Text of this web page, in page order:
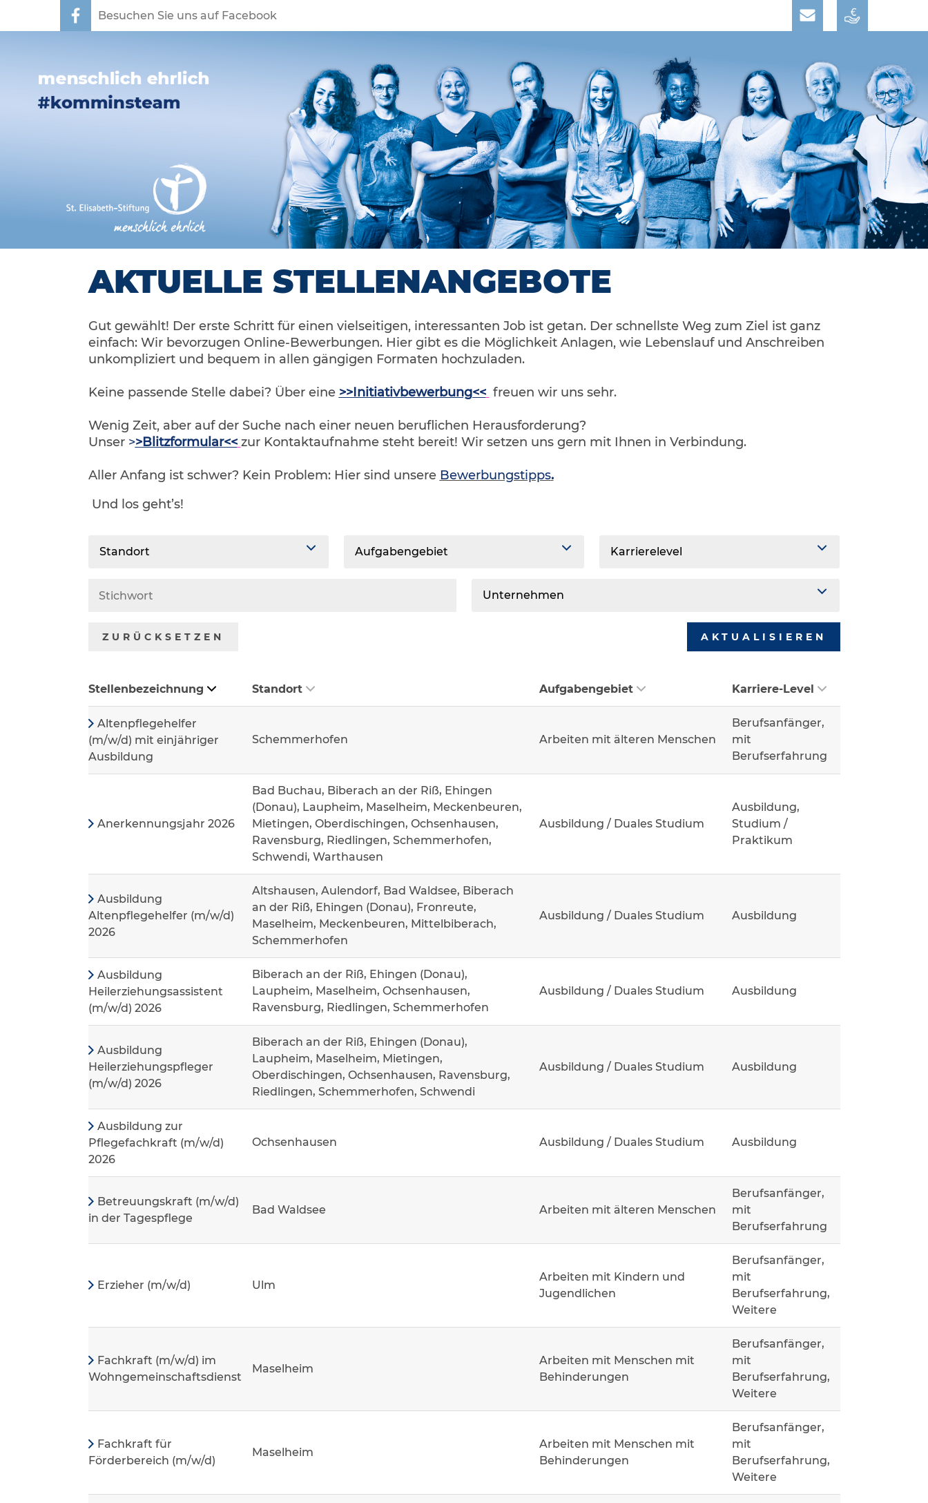
Besuchen Sie uns auf Facebook
AKTUELLE STELLENANGEBOTE
Gut gewählt! Der erste Schritt für einen vielseitigen, interessanten Job ist getan. Der schnellste Weg zum Ziel ist ganz
einfach: Wir bevorzugen Online-Bewerbungen. Hier gibt es die Möglichkeit Anlagen, wie Lebenslauf und Anschreiben
unkompliziert und bequem in allen gängigen Formaten hochzuladen.
Keine passende Stelle dabei? Über eine >>Initiativbewerbung<< freuen wir uns sehr.
Wenig Zeit, aber auf der Suche nach einer neuen beruflichen Herausforderung?
Unser >>Blitzformular<< zur Kontaktaufnahme steht bereit! Wir setzen uns gern mit Ihnen in Verbindung.
Aller Anfang ist schwer? Kein Problem: Hier sind unsere Bewerbungstipps.
Und los geht’s!
Standort Aufgabengebiet Karrierelevel
Unternehmen
ZURÜCKSETZEN AKTUALISIEREN
Stellenbezeichnung Standort Aufgabengebiet Karriere-Level
Altenpflegehelfer
(m/w/d) mit einjähriger
Ausbildung
Schemmerhofen Arbeiten mit älteren Menschen
Berufsanfänger,
mit
Berufserfahrung
Anerkennungsjahr 2026
Bad Buchau, Biberach an der Riß, Ehingen
(Donau), Laupheim, Maselheim, Meckenbeuren,
Mietingen, Oberdischingen, Ochsenhausen,
Ravensburg, Riedlingen, Schemmerhofen,
Schwendi, Warthausen
Ausbildung / Duales Studium
Ausbildung,
Studium /
Praktikum
Ausbildung
Altenpflegehelfer (m/w/d)
2026
Altshausen, Aulendorf, Bad Waldsee, Biberach
an der Riß, Ehingen (Donau), Fronreute,
Maselheim, Meckenbeuren, Mittelbiberach,
Schemmerhofen
Ausbildung / Duales Studium Ausbildung
Ausbildung
Heilerziehungsassistent
(m/w/d) 2026
Biberach an der Riß, Ehingen (Donau),
Laupheim, Maselheim, Ochsenhausen,
Ravensburg, Riedlingen, Schemmerhofen
Ausbildung / Duales Studium Ausbildung
Ausbildung
Heilerziehungspfleger
(m/w/d) 2026
Biberach an der Riß, Ehingen (Donau),
Laupheim, Maselheim, Mietingen,
Oberdischingen, Ochsenhausen, Ravensburg,
Riedlingen, Schemmerhofen, Schwendi
Ausbildung / Duales Studium Ausbildung
Ausbildung zur
Pflegefachkraft (m/w/d)
2026
Ochsenhausen Ausbildung / Duales Studium Ausbildung
Betreuungskraft (m/w/d)
in der Tagespflege
Bad Waldsee Arbeiten mit älteren Menschen
Berufsanfänger,
mit
Berufserfahrung
Erzieher (m/w/d) Ulm
Arbeiten mit Kindern und
Jugendlichen
Berufsanfänger,
mit
Berufserfahrung,
Weitere
Fachkraft (m/w/d) im
Wohngemeinschaftsdienst
Maselheim
Arbeiten mit Menschen mit
Behinderungen
Berufsanfänger,
mit
Berufserfahrung,
Weitere
Fachkraft für
Förderbereich (m/w/d)
Maselheim
Arbeiten mit Menschen mit
Behinderungen
Berufsanfänger,
mit
Berufserfahrung,
Weitere